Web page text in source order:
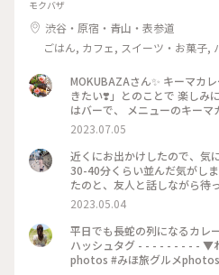
モクバザ
渋谷・原宿・青山・表参道
ごはん, カフェ, スイーツ・お菓子,
MOKUBAZAさん✨ キーマカ
きたい❣️」とのことで 楽しみ
はバーで、 メニューのキーマ
イムも営業するようになった
て作るキーマカレーは 本当
で とても美味しいです✨ さら
添加物 なども入っていない
す(o^^o) 私たちは、チーズ
と一緒にいただきました♡ モ
とても美味しかったです❣️ 他
アンダーキーマカレー、 アボ
にうかがうのが楽しみにな
より徒歩9分 ★副都心線北参
谷駅より徒歩10分 ★大江戸線
2023.07.05
近くにお出かけしたので、気
30-40分くらい並んだ気がし
たのと、友人と話しながら待
は14時までらしいですが、そ
みたいです🙆🏻‍♀️ 私は、焼き
¥1,280）をいただきました🍛
好みの辛さでした（辛いのが
何より、スパイスの香りが最
るな、、という感じです。 帰
2023.05.04
平日でも長蛇の列になるカレ
ハッシュタグ - - - - - - - - - ▼わたしの投稿写真まとめ #みほ旅
photos #みほ旅グルメphotos #